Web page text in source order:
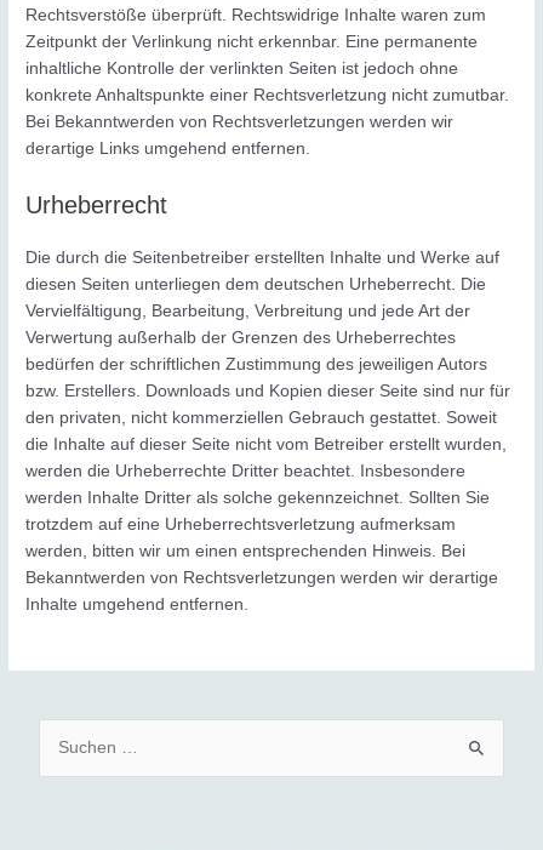
Rechtsverstöße überprüft. Rechtswidrige Inhalte waren zum
Zeitpunkt der Verlinkung nicht erkennbar. Eine permanente
inhaltliche Kontrolle der verlinkten Seiten ist jedoch ohne
konkrete Anhaltspunkte einer Rechtsverletzung nicht zumutbar.
Bei Bekanntwerden von Rechtsverletzungen werden wir
derartige Links umgehend entfernen.
Urheberrecht
Die durch die Seitenbetreiber erstellten Inhalte und Werke auf
diesen Seiten unterliegen dem deutschen Urheberrecht. Die
Vervielfältigung, Bearbeitung, Verbreitung und jede Art der
Verwertung außerhalb der Grenzen des Urheberrechtes
bedürfen der schriftlichen Zustimmung des jeweiligen Autors
bzw. Erstellers. Downloads und Kopien dieser Seite sind nur für
den privaten, nicht kommerziellen Gebrauch gestattet. Soweit
die Inhalte auf dieser Seite nicht vom Betreiber erstellt wurden,
werden die Urheberrechte Dritter beachtet. Insbesondere
werden Inhalte Dritter als solche gekennzeichnet. Sollten Sie
trotzdem auf eine Urheberrechtsverletzung aufmerksam
werden, bitten wir um einen entsprechenden Hinweis. Bei
Bekanntwerden von Rechtsverletzungen werden wir derartige
Inhalte umgehend entfernen.